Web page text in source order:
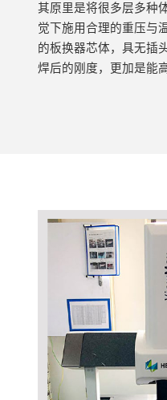
其原里是将很多层多种
觉下施用合理的重压与
的板换器芯体，具无插
焊后的刚度，更加是能